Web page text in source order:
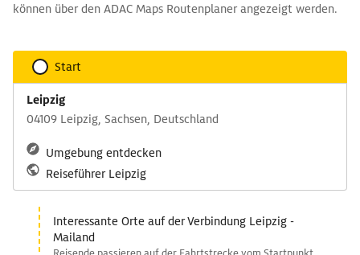
können über den ADAC Maps Routenplaner angezeigt werden.
Start
Leipzig
04109 Leipzig, Sachsen, Deutschland
Umgebung entdecken
Reiseführer Leipzig
Interessante Orte auf der Verbindung Leipzig -
Mailand